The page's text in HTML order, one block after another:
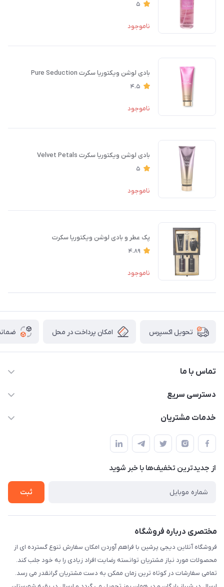
5
ناموجود
بادی لوشن ویکتوریا سکرت Pure Seduction
4.5
ناموجود
بادی لوشن ویکتوریا سکرت Velvet Petals
5
ناموجود
پک عطر و بادی لوشن ویکتوریا سکرت
4.89
ناموجود
تحویل اکسپرس امکان پرداخت در محل
تماس با ما
09172138137
دسترسی سریع
حساب کاربری
لیست محصولات
درباره ما
خدمات مشتریان
قوانین و مقررات
حریم خصوصی
راهنما
از جدید‌ترین تخفیف‌ها با‌ خبر شوید
ثبت
مختصری درباره فروشگاه
فروشگاه آنلاین دیجی پرشین با فراهم آوردن امکان سفارش تنوع گسترده ای از
محصولات مورد نیاز مشتریان توانسته رضایت افراد زیادی را به خود جلب کند.
تمامی سفارشات در کوتاه ترین زمان ممکن به دست مشتریان گرانقدر می رسد.